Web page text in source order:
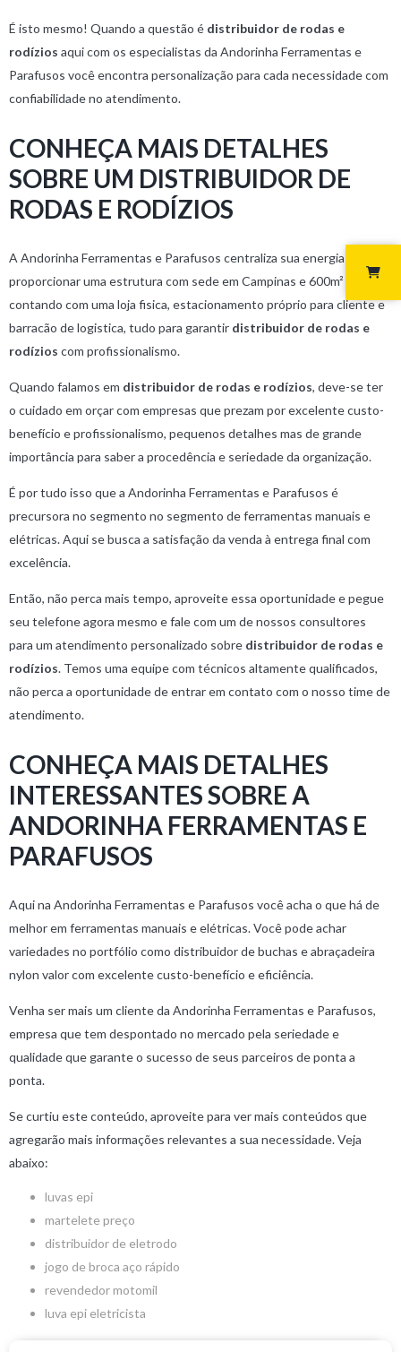
É isto mesmo! Quando a questão é distribuidor de rodas e
rodízios aqui com os especialistas da Andorinha Ferramentas e
Parafusos você encontra personalização para cada necessidade com
confiabilidade no atendimento.
CONHEÇA MAIS DETALHES
SOBRE UM DISTRIBUIDOR DE
RODAS E RODÍZIOS
A Andorinha Ferramentas e Parafusos centraliza sua energia em
proporcionar uma estrutura com sede em Campinas e 600m²
contando com uma loja fisica, estacionamento próprio para cliente e
barracão de logistica, tudo para garantir distribuidor de rodas e
rodízios com profissionalismo.
Quando falamos em distribuidor de rodas e rodízios, deve-se ter
o cuidado em orçar com empresas que prezam por excelente custo-
benefício e profissionalismo, pequenos detalhes mas de grande
importância para saber a procedência e seriedade da organização.
É por tudo isso que a Andorinha Ferramentas e Parafusos é
precursora no segmento no segmento de ferramentas manuais e
elétricas. Aqui se busca a satisfação da venda à entrega final com
excelência.
Então, não perca mais tempo, aproveite essa oportunidade e pegue
seu telefone agora mesmo e fale com um de nossos consultores
para um atendimento personalizado sobre distribuidor de rodas e
rodízios. Temos uma equipe com técnicos altamente qualificados,
não perca a oportunidade de entrar em contato com o nosso time de
atendimento.
CONHEÇA MAIS DETALHES
INTERESSANTES SOBRE A
ANDORINHA FERRAMENTAS E
PARAFUSOS
Aqui na Andorinha Ferramentas e Parafusos você acha o que há de
melhor em ferramentas manuais e elétricas. Você pode achar
variedades no portfólio como distribuidor de buchas e abraçadeira
nylon valor com excelente custo-benefício e eficiência.
Venha ser mais um cliente da Andorinha Ferramentas e Parafusos,
empresa que tem despontado no mercado pela seriedade e
qualidade que garante o sucesso de seus parceiros de ponta a
ponta.
Se curtiu este conteúdo, aproveite para ver mais conteúdos que
agregarão mais informações relevantes a sua necessidade. Veja
abaixo:
luvas epi
martelete preço
distribuidor de eletrodo
jogo de broca aço rápido
revendedor motomil
luva epi eletricista